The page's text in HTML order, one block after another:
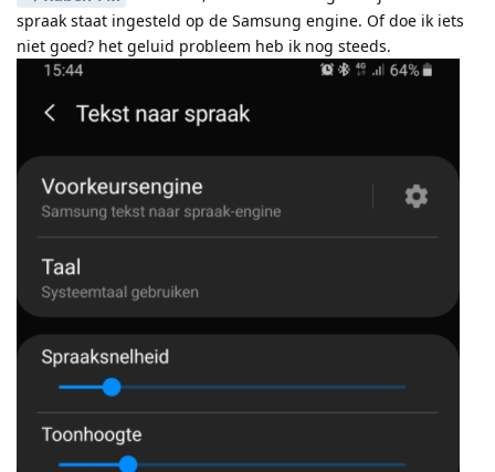
spraak staat ingesteld op de Samsung engine. Of doe ik iets
niet goed? het geluid probleem heb ik nog steeds.